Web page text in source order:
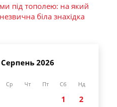
під тополею: на який
біла знахідка
Серпень 2026
Ср Чт Пт Сб Нд
1
2